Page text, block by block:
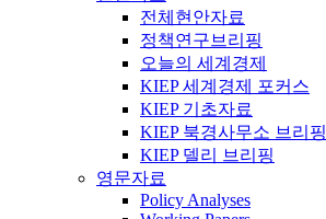
전체현안자료
정책연구브리핑
오늘의 세계경제
KIEP 세계경제 포커스
KIEP 기초자료
KIEP 북경사무소 브리핑
KIEP 델리 브리핑
영문자료
Policy Analyses